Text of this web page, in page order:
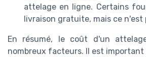
attelage en ligne. Certains
livraison gratuite, mais ce n'est
En résumé, le coût d'un
nombreux facteurs. Il est important